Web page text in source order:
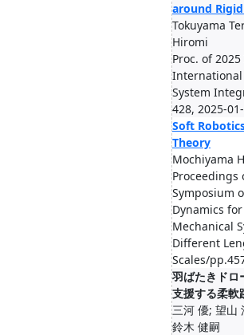
around
Tokuyama
Hiromi
Proc. of 2025
International
System
428, 2025-
Soft
Theory
Mochiyama
Proceedings
Symposium
Dynamics
Mechanical
Different
Scales/
羽ばたきドロ
支援する柔軟
三河 優; 望山
鈴木 健嗣